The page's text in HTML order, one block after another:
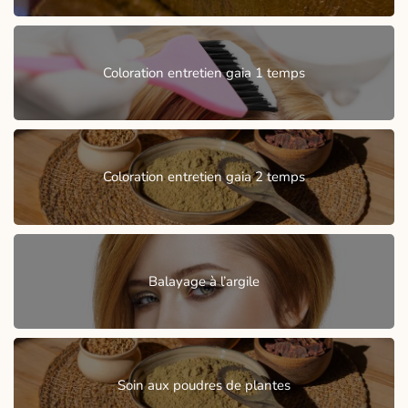
Coloration entretien gaia 1 temps
Coloration entretien gaia 2 temps
Balayage à l’argile
Soin aux poudres de plantes